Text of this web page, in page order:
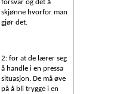
forsvar og det å
skjønne hvorfor man
gjør det.
2: for at de lærer seg
å handle i en pressa
situasjon. De må øve
på å bli trygge i en